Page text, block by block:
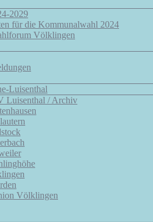
2029
für die Kommunalwahl 2024
Völklingen
Luisenthal
Luisenthal / Archiv
Völklingen